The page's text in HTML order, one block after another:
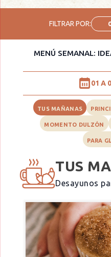
01 A
FILTRAR POR:
MENÚ SEMANAL:
TUS MAÑANAS
MOMENTO DULZÓN
PARA
TUS
Desayunos